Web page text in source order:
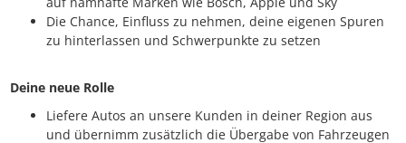
Die Chance, Einfluss zu nehmen, deine eigenen Spuren
zu hinterlassen und Schwerpunkte zu setzen
Deine neue Rolle
Liefere Autos an unsere Kunden in deiner Region aus
und übernimm zusätzlich die Übergabe von Fahrzeugen